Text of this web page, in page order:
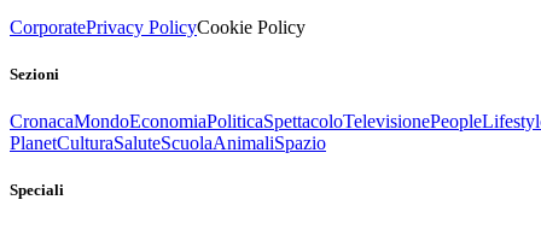
CorporatePrivacy PolicyCookie Policy
Sezioni
CronacaMondoEconomiaPoliticaSpettacoloTelevisionePeople
PlanetCulturaSaluteScuolaAnimaliSpazio
Speciali